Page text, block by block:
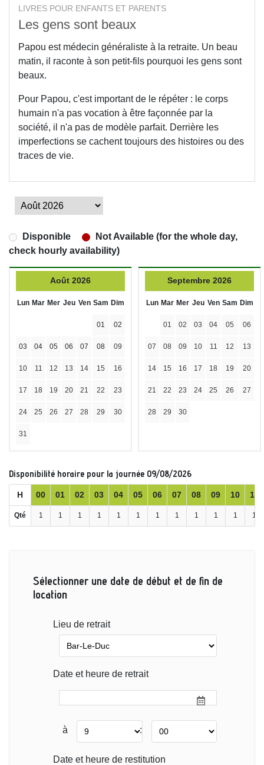
LIVRES POUR ENFANTS ET PARENTS
Les gens sont beaux
Papou est médecin généraliste à la retraite. Un beau
matin, il raconte à son petit-fils pourquoi les gens sont
beaux.
Pour Papou, c'est important de le répéter : le corps
humain n'a pas vocation à être façonnée par la
société, il n'a pas de modèle parfait. Derrière les
imperfections se cachent toujours des histoires ou des
traces de vie.
Disponible
Not Available (for the whole day,
check hourly availability)
Août 2026
Lun Mar Mer Jeu Ven Sam Dim
01 02
03 04 05 06 07 08 09
10 11 12 13 14 15 16
17 18 19 20 21 22 23
24 25 26 27 28 29 30
31
Septembre 2026
Lun Mar Mer Jeu Ven Sam Dim
01 02 03 04 05 06
07 08 09 10 11 12 13
14 15 16 17 18 19 20
21 22 23 24 25 26 27
28 29 30
Disponibilité horaire pour la journée 09/08/2026
H 00 01 02 03 04 05 06 07 08 09 10 11
Qté 1 1 1 1 1 1 1 1 1 1 1 1
Sélectionner une date de début et de fin de
location
Lieu de retrait
Date et heure de retrait
à :
Date et heure de restitution